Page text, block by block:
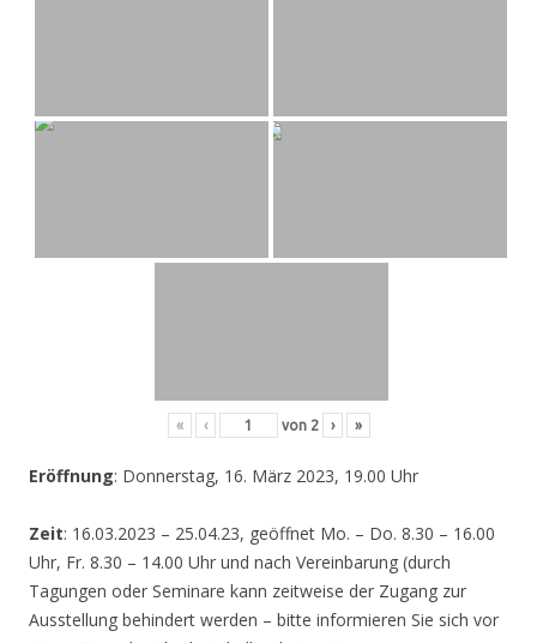
« ‹ von 2 › »
Eröffnung: Donnerstag, 16. März 2023, 19.00 Uhr
Zeit: 16.03.2023 – 25.04.23, geöffnet Mo. – Do. 8.30 – 16.00
Uhr, Fr. 8.30 – 14.00 Uhr und nach Vereinbarung (durch
Tagungen oder Seminare kann zeitweise der Zugang zur
Ausstellung behindert werden – bitte informieren Sie sich vor